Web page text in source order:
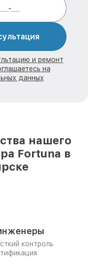
и ремонт
на
данных
нашего
Fortuna в
контроль